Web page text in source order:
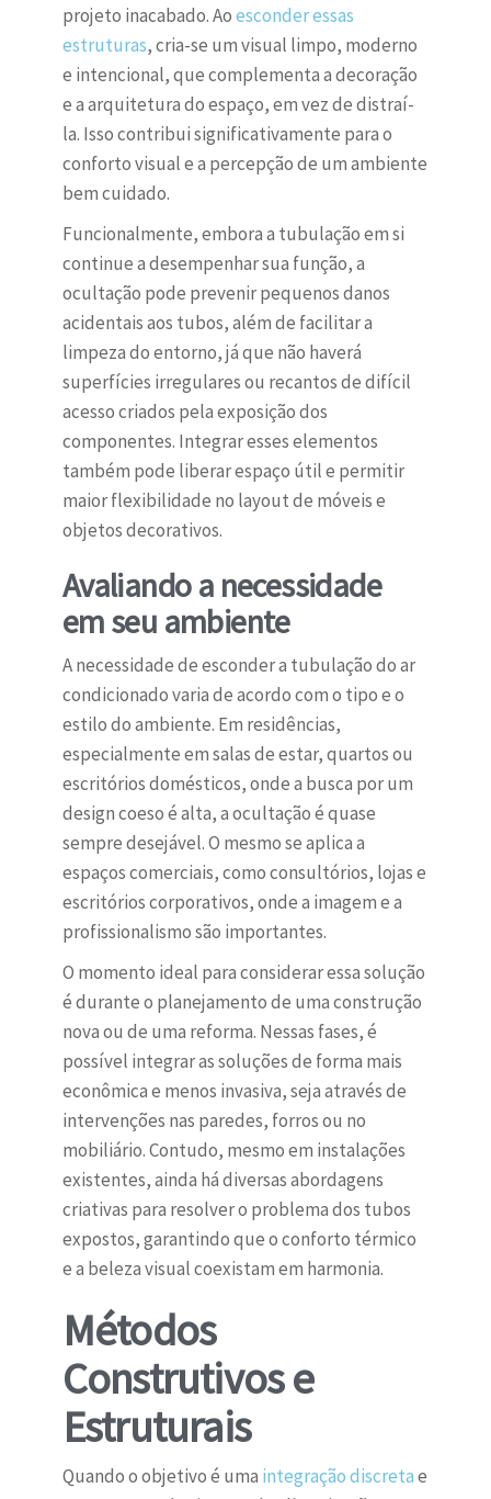
projeto inacabado. Aoesconder essas
estruturas, cria-se um visual limpo, moderno
e intencional, que complementa a decoração
e a arquitetura do espaço, em vez de distraí-
la. Isso contribui significativamente para o
conforto visual e a percepção de um ambiente
bem cuidado.
Funcionalmente, embora a tubulação em si
continue a desempenhar sua função, a
ocultação pode prevenir pequenos danos
acidentais aos tubos, além de facilitar a
limpeza do entorno, já que não haverá
superfícies irregulares ou recantos de difícil
acesso criados pela exposição dos
componentes. Integrar esses elementos
também pode liberar espaço útil e permitir
maior flexibilidade no layout de móveis e
objetos decorativos.
Avaliando a necessidade
em seu ambiente
A necessidade de esconder a tubulação do ar
condicionado varia de acordo com o tipo e o
estilo do ambiente. Em residências,
especialmente em salas de estar, quartos ou
escritórios domésticos, onde a busca por um
design coeso é alta, a ocultação é quase
sempre desejável. O mesmo se aplica a
espaços comerciais, como consultórios, lojas e
escritórios corporativos, onde a imagem e a
profissionalismo são importantes.
O momento ideal para considerar essa solução
é durante o planejamento de uma construção
nova ou de uma reforma. Nessas fases, é
possível integrar as soluções de forma mais
econômica e menos invasiva, seja através de
intervenções nas paredes, forros ou no
mobiliário. Contudo, mesmo em instalações
existentes, ainda há diversas abordagens
criativas para resolver o problema dos tubos
expostos, garantindo que o conforto térmico
e a beleza visual coexistam em harmonia.
Métodos
Construtivos e
Estruturais
Quando o objetivo é uma integração discretae